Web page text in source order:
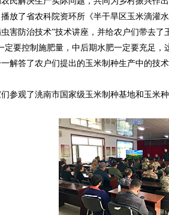
放了省农科院资环所《半干旱区玉米滴灌
害防治技术”技术讲座，并给农户们带去
定要控制施肥量，中后期水肥一定要充足，
解答了农户们提出的玉米制种生产中的技
参观了洮南市国家级玉米制种基地和玉米